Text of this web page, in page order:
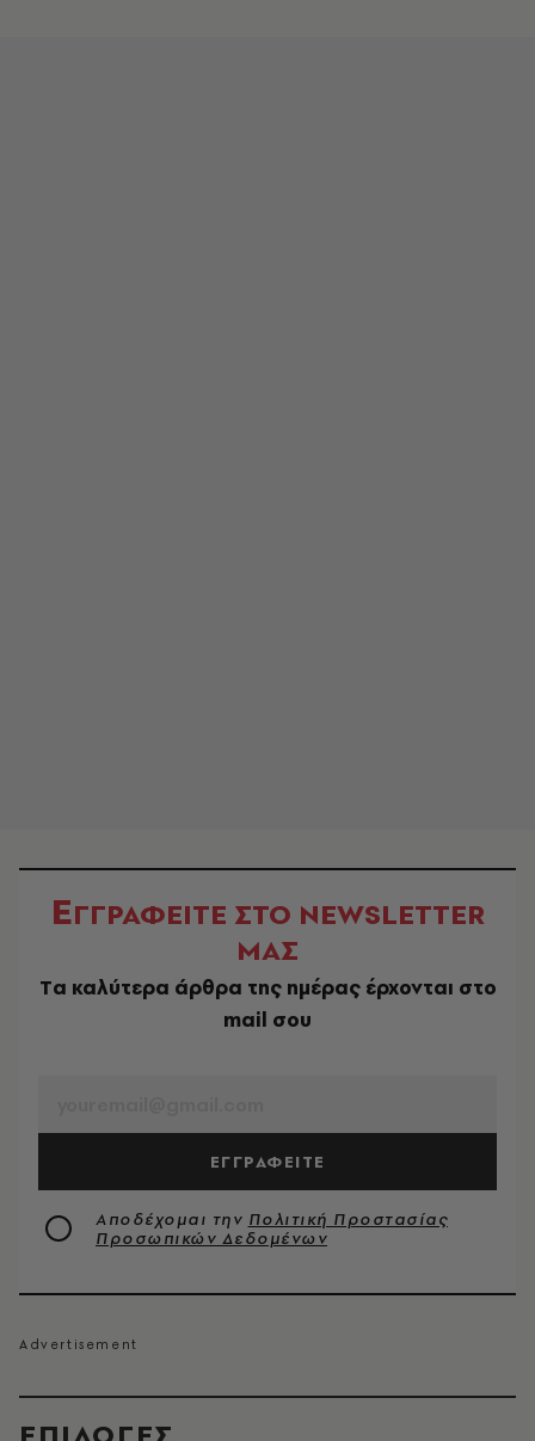
ΕΓΓΡΑΦΕΙΤΕ ΣΤΟ NEWSLETTER
ΜΑΣ
Tα καλύτερα άρθρα της ημέρας έρχονται στο
mail σου
ΕΓΓΡΑΦΕΙΤΕ
Αποδέχομαι την Πολιτική Προστασίας
Προσωπικών Δεδομένων